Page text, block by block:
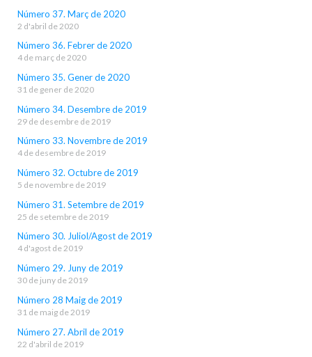
Número 37. Març de 2020
2 d'abril de 2020
Número 36. Febrer de 2020
4 de març de 2020
Número 35. Gener de 2020
31 de gener de 2020
Número 34. Desembre de 2019
29 de desembre de 2019
Número 33. Novembre de 2019
4 de desembre de 2019
Número 32. Octubre de 2019
5 de novembre de 2019
Número 31. Setembre de 2019
25 de setembre de 2019
Número 30. Juliol/Agost de 2019
4 d'agost de 2019
Número 29. Juny de 2019
30 de juny de 2019
Número 28 Maig de 2019
31 de maig de 2019
Número 27. Abril de 2019
22 d'abril de 2019